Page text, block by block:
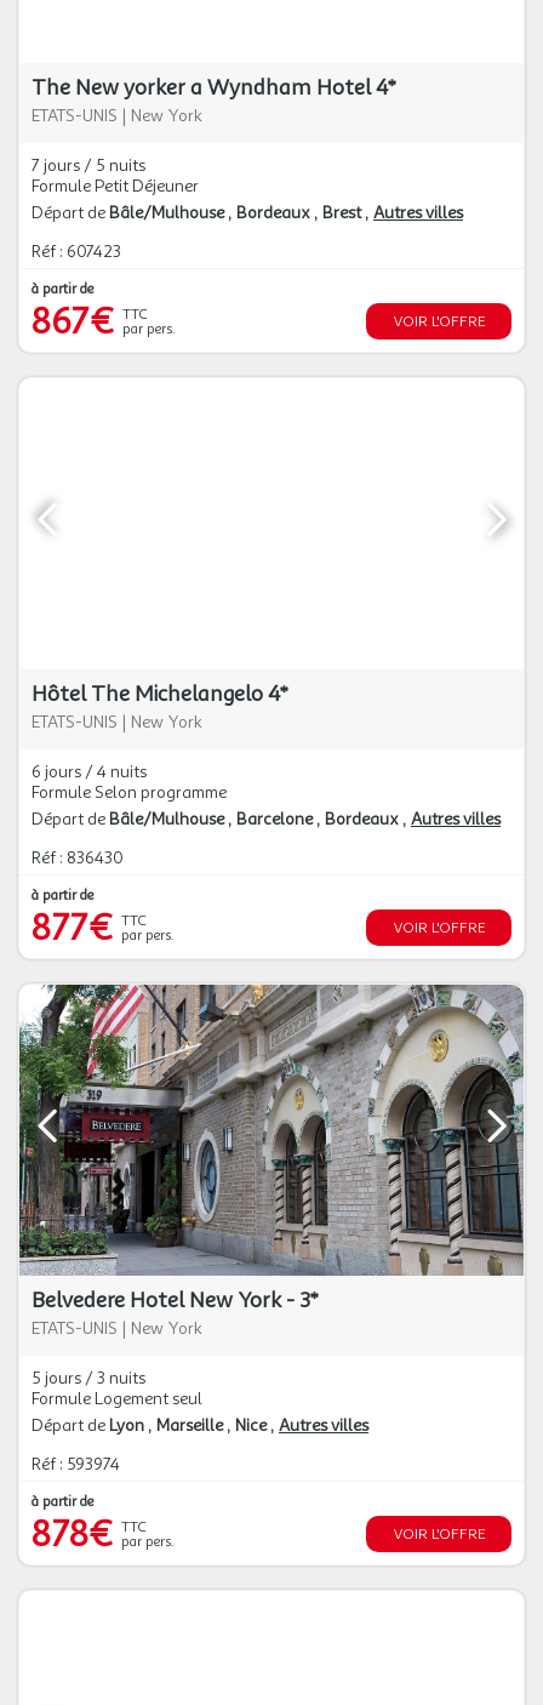
The New yorker a Wyndham Hotel 4*
ETATS-UNIS | New York
7 jours / 5 nuits
Formule Petit Déjeuner
Départ de Bâle/Mulhouse Bordeaux Brest Autres villes
Réf : 607423
à partir de
867€ TTC
par pers.
VOIR L'OFFRE
Hôtel The Michelangelo 4*
ETATS-UNIS | New York
6 jours / 4 nuits
Formule Selon programme
Départ de Bâle/Mulhouse Barcelone Bordeaux Autres villes
Réf : 836430
à partir de
877€ TTC
par pers.
VOIR L'OFFRE
Belvedere Hotel New York - 3*
ETATS-UNIS | New York
5 jours / 3 nuits
Formule Logement seul
Départ de Lyon Marseille Nice Autres villes
Réf : 593974
à partir de
878€ TTC
par pers.
VOIR L'OFFRE